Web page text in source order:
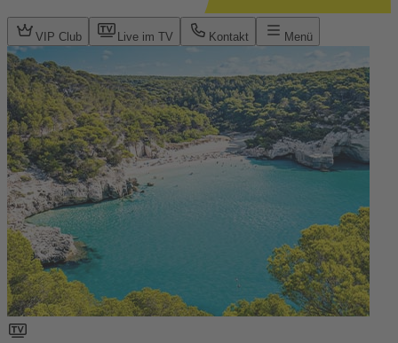
VIP Club Live im TV Kontakt Menü